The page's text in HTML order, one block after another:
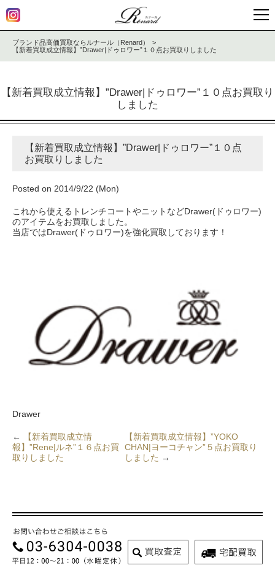
ブランド品高価買取ならルナール（Renard）
【新着買取成立情報】”Drawer|ドゥロワー”１０点お買取りしました
【新着買取成立情報】”Drawer|ドゥロワー”１０点お買取り
しました
【新着買取成立情報】”Drawer|ドゥロワー”１０点
お買取りしました
Posted on 2014/9/22 (Mon)
これから使えるトレンチコートやニットなどDrawer(ドゥロワー)
のアイテムをお買取しました。
当店ではDrawer(ドゥロワー)を強化買取しております！
Drawer
←
【新着買取成立情
報】”Rene|ルネ”１６点お買
取りしました
【新着買取成立情報】”YOKO
CHAN|ヨーコチャン”５点お買取り
しました →